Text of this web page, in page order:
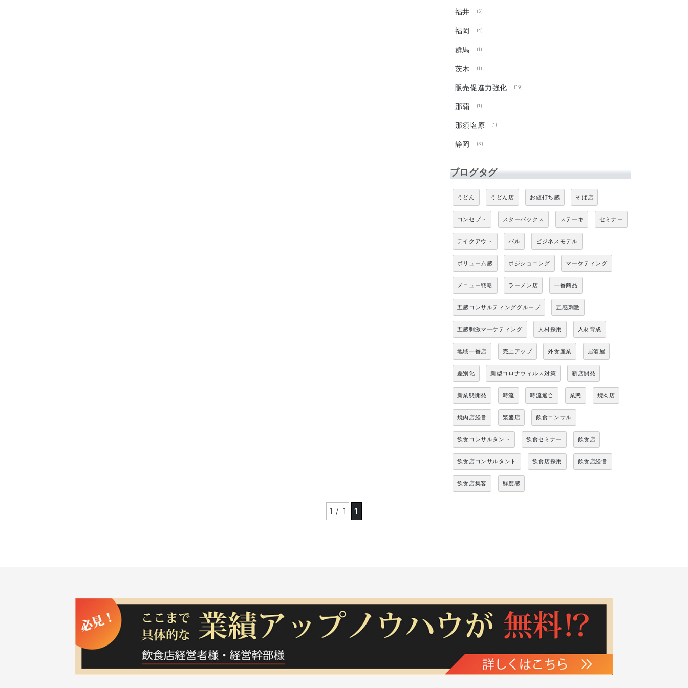
福井 (5)
福岡 (4)
群馬 (1)
茨木 (1)
販売促進力強化 (19)
那覇 (1)
那須塩原 (1)
静岡 (3)
ブログタグ
うどん うどん店 お値打ち感 そば店
コンセプト スターバックス ステーキ セミナー
テイクアウト バル ビジネスモデル
ボリューム感 ポジショニング マーケティング
メニュー戦略 ラーメン店 一番商品
五感コンサルティンググループ 五感刺激
五感刺激マーケティング 人材採用 人材育成
地域一番店 売上アップ 外食産業 居酒屋
差別化 新型コロナウィルス対策 新店開発
新業態開発 時流 時流適合 業態 焼肉店
焼肉店経営 繁盛店 飲食コンサル
飲食コンサルタント 飲食セミナー 飲食店
飲食店コンサルタント 飲食店採用 飲食店経営
飲食店集客 鮮度感
1 / 1 1